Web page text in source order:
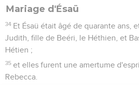
Mariage d'Ésaü
34 Et Ésaü était âgé de quarante ans,
Judith, fille de Beéri, le Héthien, et
Hétien ;
35 et elles furent une amertume
Rebecca.